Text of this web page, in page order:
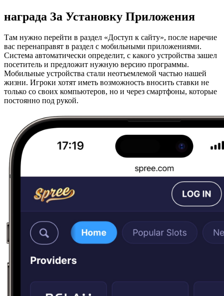
награда За Установку Приложения
Там нужно перейти в раздел «Доступ к сайту», после наречие
вас перенаправят в раздел с мобильными приложениями.
Система автоматически определит, с какого устройства зашел
посетитель и предложит нужную версию программы.
Мобильные устройства стали неотъемлемой частью нашей
жизни. Игроки хотят иметь возможность вносить ставки не
только со своих компьютеров, но и через смартфоны, которые
постоянно под рукой.